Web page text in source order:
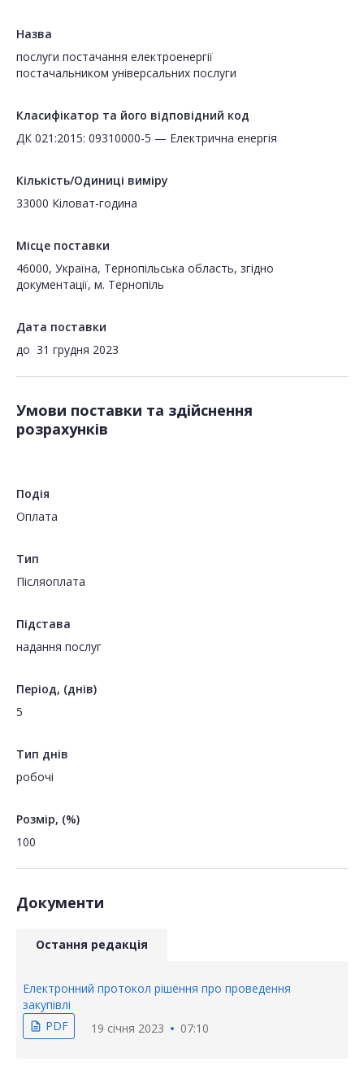
Назва
послуги постачання електроенергії
постачальником універсальних послуги
Класифікатор та його відповідний код
ДК 021:2015: 09310000-5 — Електрична енергія
Кількість/Одиниці виміру
33000 Кіловат-година
Місце поставки
46000, Україна, Тернопільська область, згідно
документації, м. Тернопіль
Дата поставки
до 31 грудня 2023
Умови поставки та здійснення
розрахунків
Подія
Оплата
Тип
Пiсляоплата
Підстава
надання послуг
Період, (днів)
5
Тип днів
робочі
Розмір, (%)
100
Документи
Остання редакція
Електронний протокол рішення про проведення
закупівлі
description PDF 19 січня 2023 07:10